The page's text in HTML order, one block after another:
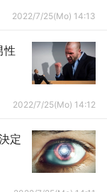
2022/7/25(Mo) 14:13
性
2022/7/25(Mo) 14:12
定